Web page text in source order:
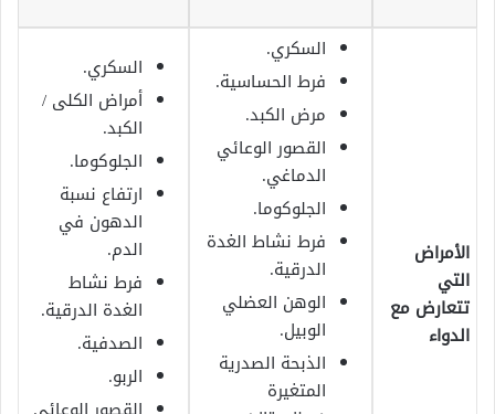
الأمراض
التي
تتعارض مع
الدواء
السكري.
فرط الحساسية.
مرض الكبد.
القصور الوعائي
الدماغي.
الجلوكوما.
فرط نشاط الغدة
الدرقية.
الوهن العضلي
الوبيل.
الذبحة الصدرية
المتغيرة
السكري.
أمراض الكلى /
الكبد.
الجلوكوما.
ارتفاع نسبة
الدهون في
الدم.
فرط نشاط
الغدة الدرقية.
الصدفية.
الربو.